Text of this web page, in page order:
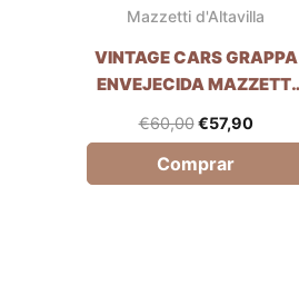
Mazzetti d'Altavilla
VINTAGE CARS GRAPPA
ENVEJECIDA MAZZETTI
€60,00 €57,90
Comprar